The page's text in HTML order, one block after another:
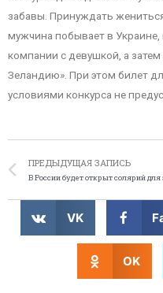
забавы. Принуждать
мужчина побывает в
компании с девушкой, а
Зеландию». При этом билет
условиями конкурса не
ПРЕДЫДУЩАЯ ЗАПИСЬ
VK
OK